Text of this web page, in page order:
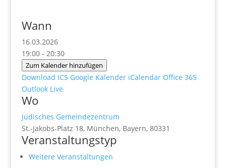
Wann
16.03.2026
19:00 - 20:30
Zum Kalender hinzufügen
Download ICS Google Kalender iCalendar Office 365
Outlook Live
Wo
Jüdisches Gemeindezentrum
St.-Jakobs-Platz 18, München, Bayern, 80331
Veranstaltungstyp
Weitere Veranstaltungen